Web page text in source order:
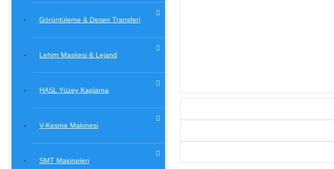
Görüntüleme & Desen Transferi
Lehim Maskesi & Lejand
HASL Yüzey Kaplama
V-Kesme Makinesi
SMT Makineleri